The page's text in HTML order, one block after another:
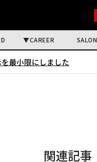
CAREER SALON
最小限にしました
関連記事